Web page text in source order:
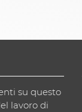
su questo
lavoro di